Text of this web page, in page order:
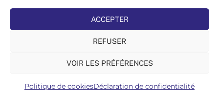
ACCEPTER
REFUSER
VOIR LES PRÉFÉRENCES
Politique de cookiesDéclaration de confidentialité
Suivez-nous sur les réseaux sociaux :